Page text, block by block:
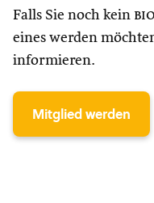
Falls Sie noch kein
eines werden
informieren.
Mitglied werden